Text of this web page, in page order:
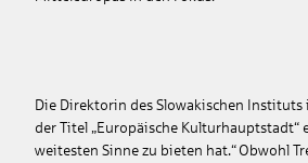
Die Direktorin des Slowakischen Instituts
der Titel „Europäische Kulturhauptstadt“
weitesten Sinne zu bieten hat.“ Obwohl